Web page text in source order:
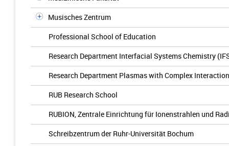
Musisches Zentrum
Professional School of Education
Research Department Interfacial Systems Chemistry
Research Department Plasmas with Complex
RUB Research School
RUBION, Zentrale Einrichtung für Ionenstrahlen und
Schreibzentrum der Ruhr-Universität Bochum